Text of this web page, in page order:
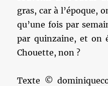
gras, car à l’époque,
qu’une fois par
par quinzaine, et on
Chouette, non ?
Texte ©